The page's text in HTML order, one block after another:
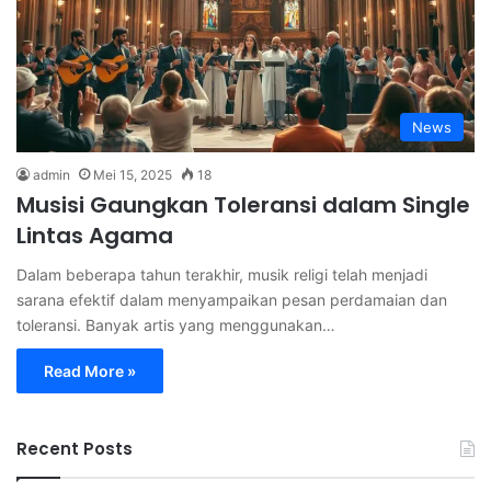
News
admin Mei 15, 2025 18
Musisi Gaungkan Toleransi dalam Single
Lintas Agama
Dalam beberapa tahun terakhir, musik religi telah menjadi
sarana efektif dalam menyampaikan pesan perdamaian dan
toleransi. Banyak artis yang menggunakan…
Read More »
Recent Posts